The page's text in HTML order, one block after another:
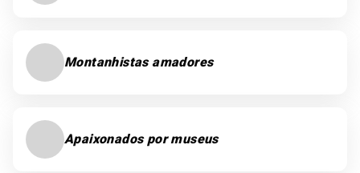
Montanhistas amadores
Apaixonados por museus